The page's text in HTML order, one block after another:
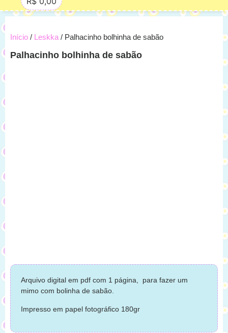
Início / Leskka / Palhacinho bolhinha de sabão
Palhacinho bolhinha de sabão
Arquivo digital em pdf com 1 página, para fazer um
mimo com bolinha de sabão.
Impresso em papel fotográfico 180gr